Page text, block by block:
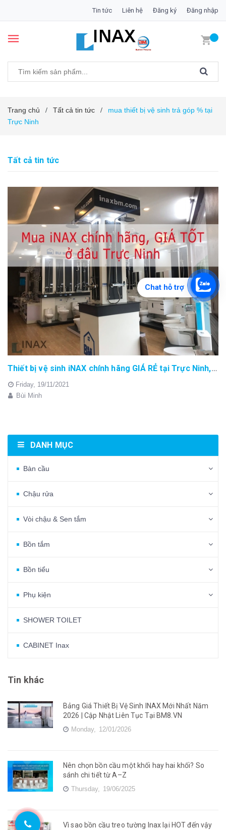
Tin tức Liên hệ Đăng ký Đăng nhập
Trang chủ / Tất cả tin tức /
mua thiết bị vệ sinh trả góp % tại
Trực Ninh
Tất cả tin tức
Thiết bị vệ sinh iNAX chính hãng GIÁ RẺ tại Trực Ninh, Nam Định
Friday, 19/11/2021
Bùi Minh
DANH MỤC
Bàn cầu
Chậu rửa
Vòi chậu & Sen tắm
Bồn tắm
Bồn tiểu
Phụ kiện
SHOWER TOILET
CABINET Inax
Tin khác
Bảng Giá Thiết Bị Vệ Sinh INAX Mới Nhất Năm
2026 | Cập Nhật Liên Tục Tại BM8.VN
Monday, 12/01/2026
Nên chọn bồn cầu một khối hay hai khối? So
sánh chi tiết từ A–Z
Thursday, 19/06/2025
Vì sao bồn cầu treo tường Inax lại HOT đến vậy
Chat hỗ trợ